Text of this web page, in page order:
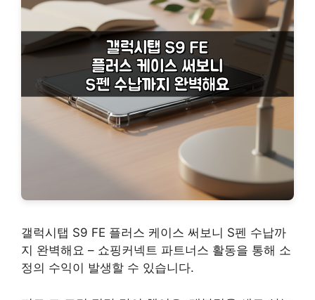
갤럭시탭 S9 FE 플러스 케이스 써보니 S펜 수납까
지 완벽해요 – 쇼핑커넥트 파트너스 활동을 통해 소
정의 수익이 발생할 수 있습니다.